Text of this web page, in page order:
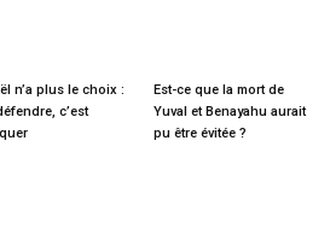
n’a plus le choix :
c’est
Est-ce que la mort de
Yuval et Benayahu aurait
pu être évitée ?